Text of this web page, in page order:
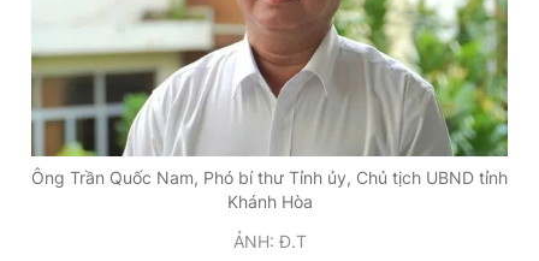
0906 645 777 0908 780 404
Đặt báo Quảng cáo RSS Tòa soạn Chính sách bảo
Tổng biên tập: Nguyễn Ngọc Toàn
Phó tổng biên tập thường trực: Hải Thành
Phó tổng biên tập: Lâm Hiếu Dũng
Phó tổng biên tập: Trần Việt Hưng
Tổng thư ký tòa soạn: Đức Trung
Giấy phép xuất bản số 110/GP - BTTTT cấp ngày 24.3.2020
Ông Trần Quốc Nam, Phó bí thư Tỉnh ủy, Chủ tịch UBND tỉnh
Khánh Hòa
ẢNH: Đ.T